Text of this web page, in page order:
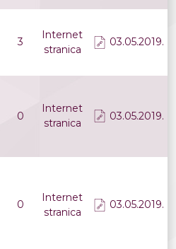
3
Internet
stranica
03.05.2019.
0
Internet
stranica
03.05.2019.
0
Internet
stranica
03.05.2019.